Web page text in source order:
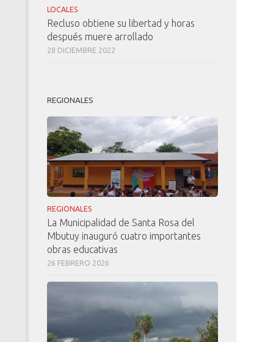
LOCALES
Recluso obtiene su libertad y horas
después muere arrollado
28 DICIEMBRE 2022
REGIONALES
REGIONALES
La Municipalidad de Santa Rosa del
Mbutuy inauguró cuatro importantes
obras educativas
26 FEBRERO 2026